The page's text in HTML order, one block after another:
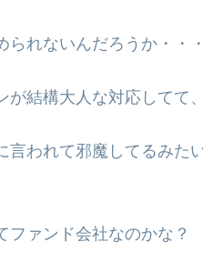
られないんだろうか・・
が結構大人な対応してて
言われて邪魔してるみた
ファンド会社なのかな？